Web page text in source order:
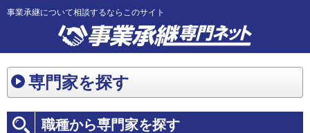
事業承継について相談するならこのサイト
専門家を探す
職種から専門家を探す